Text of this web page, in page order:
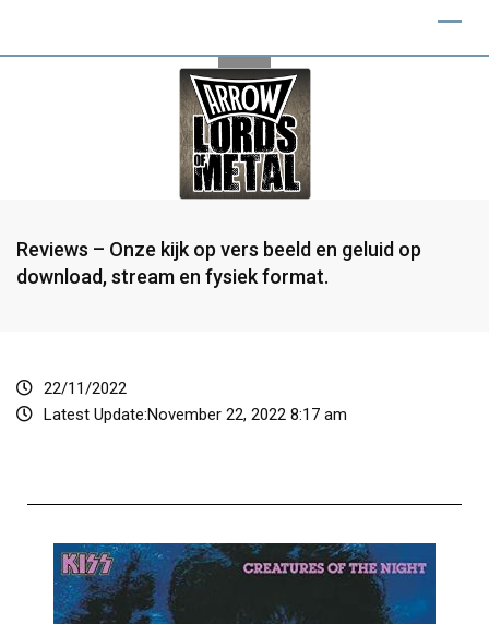
Reviews – Onze kijk op vers beeld en geluid op
download, stream en fysiek format.
22/11/2022
Latest Update:November 22, 2022 8:17 am